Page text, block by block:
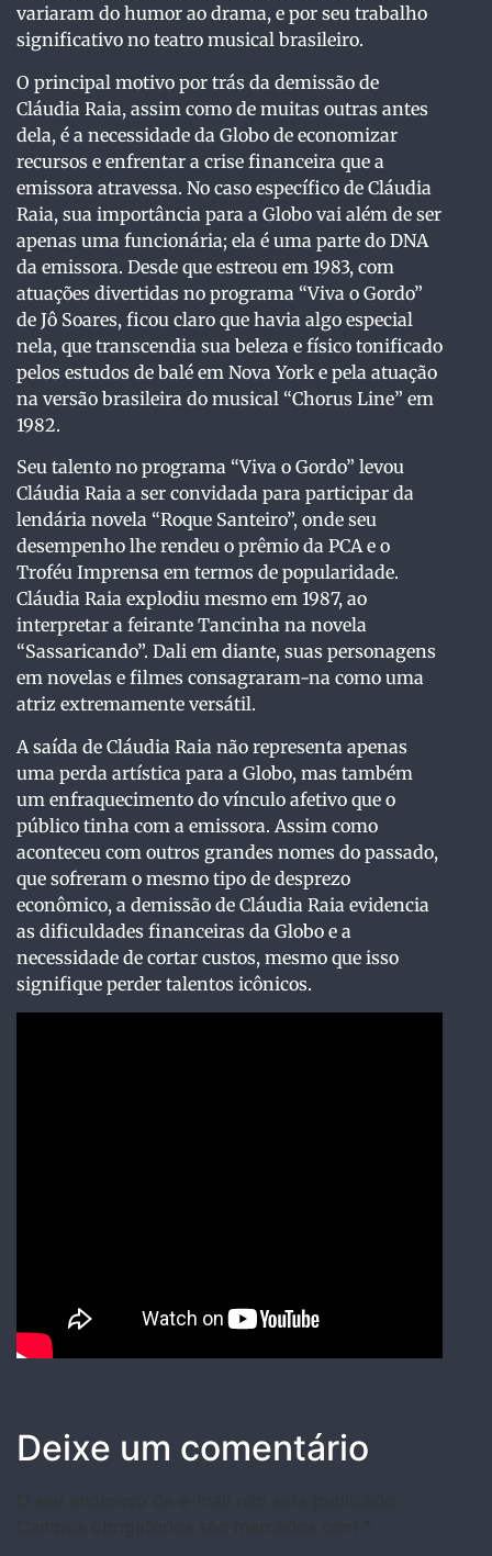
variaram do humor ao drama, e por seu trabalho
significativo no teatro musical brasileiro.
O principal motivo por trás da demissão de
Cláudia Raia, assim como de muitas outras antes
dela, é a necessidade da Globo de economizar
recursos e enfrentar a crise financeira que a
emissora atravessa. No caso específico de Cláudia
Raia, sua importância para a Globo vai além de ser
apenas uma funcionária; ela é uma parte do DNA
da emissora. Desde que estreou em 1983, com
atuações divertidas no programa “Viva o Gordo”
de Jô Soares, ficou claro que havia algo especial
nela, que transcendia sua beleza e físico tonificado
pelos estudos de balé em Nova York e pela atuação
na versão brasileira do musical “Chorus Line” em
1982.
Seu talento no programa “Viva o Gordo” levou
Cláudia Raia a ser convidada para participar da
lendária novela “Roque Santeiro”, onde seu
desempenho lhe rendeu o prêmio da PCA e o
Troféu Imprensa em termos de popularidade.
Cláudia Raia explodiu mesmo em 1987, ao
interpretar a feirante Tancinha na novela
“Sassaricando”. Dali em diante, suas personagens
em novelas e filmes consagraram-na como uma
atriz extremamente versátil.
A saída de Cláudia Raia não representa apenas
uma perda artística para a Globo, mas também
um enfraquecimento do vínculo afetivo que o
público tinha com a emissora. Assim como
aconteceu com outros grandes nomes do passado,
que sofreram o mesmo tipo de desprezo
econômico, a demissão de Cláudia Raia evidencia
as dificuldades financeiras da Globo e a
necessidade de cortar custos, mesmo que isso
signifique perder talentos icônicos.
Deixe um comentário